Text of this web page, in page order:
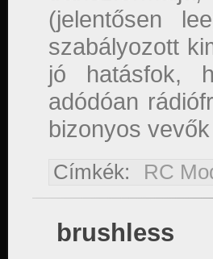
(jelentősen
szabályozott
jó hatásfok,
adódóan
bizonyos
Címkék: RC
brushless